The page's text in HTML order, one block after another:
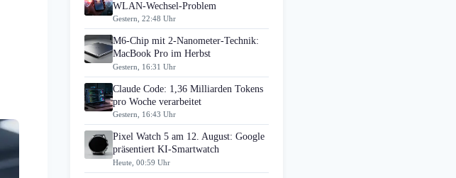
WLAN-Wechsel-Problem
Gestern, 22:48 Uhr
M6-Chip mit 2-Nanometer-Technik:
MacBook Pro im Herbst
Gestern, 16:31 Uhr
Claude Code: 1,36 Milliarden Tokens
pro Woche verarbeitet
Gestern, 16:43 Uhr
Pixel Watch 5 am 12. August: Google
präsentiert KI-Smartwatch
Heute, 00:59 Uhr